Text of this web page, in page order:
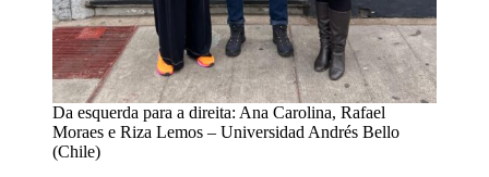
Da esquerda para a direita: Ana Carolina, Rafael
Moraes e Riza Lemos – Universidad Andrés Bello
(Chile)